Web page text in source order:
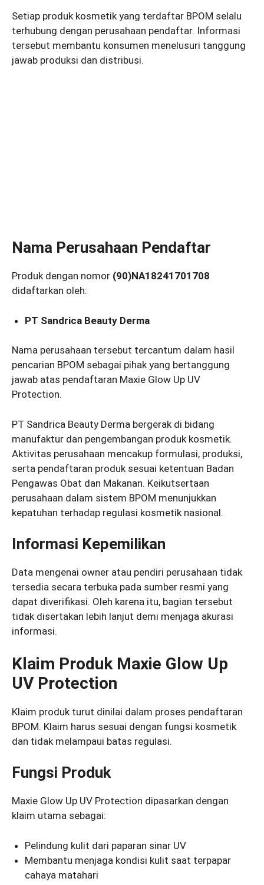
Setiap produk kosmetik yang terdaftar BPOM selalu
terhubung dengan perusahaan pendaftar. Informasi
tersebut membantu konsumen menelusuri tanggung
jawab produksi dan distribusi.
Nama Perusahaan Pendaftar
Produk dengan nomor (90)NA18241701708
didaftarkan oleh:
PT Sandrica Beauty Derma
Nama perusahaan tersebut tercantum dalam hasil
pencarian BPOM sebagai pihak yang bertanggung
jawab atas pendaftaran Maxie Glow Up UV
Protection.
PT Sandrica Beauty Derma bergerak di bidang
manufaktur dan pengembangan produk kosmetik.
Aktivitas perusahaan mencakup formulasi, produksi,
serta pendaftaran produk sesuai ketentuan Badan
Pengawas Obat dan Makanan. Keikutsertaan
perusahaan dalam sistem BPOM menunjukkan
kepatuhan terhadap regulasi kosmetik nasional.
Informasi Kepemilikan
Data mengenai owner atau pendiri perusahaan tidak
tersedia secara terbuka pada sumber resmi yang
dapat diverifikasi. Oleh karena itu, bagian tersebut
tidak disertakan lebih lanjut demi menjaga akurasi
informasi.
Klaim Produk Maxie Glow Up
UV Protection
Klaim produk turut dinilai dalam proses pendaftaran
BPOM. Klaim harus sesuai dengan fungsi kosmetik
dan tidak melampaui batas regulasi.
Fungsi Produk
Maxie Glow Up UV Protection dipasarkan dengan
klaim utama sebagai:
Pelindung kulit dari paparan sinar UV
Membantu menjaga kondisi kulit saat terpapar
cahaya matahari